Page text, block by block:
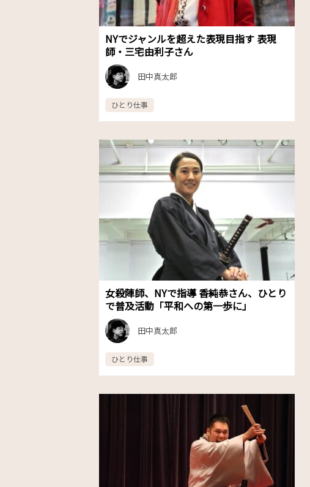
NYでジャンルを超えた表現目指す 表現
師・三宅由利子さん
田中真太郎
ひとり仕事
女殺陣師、NYで指導 香純恭さん、ひとり
で普及活動「平和への第一歩に」
田中真太郎
ひとり仕事